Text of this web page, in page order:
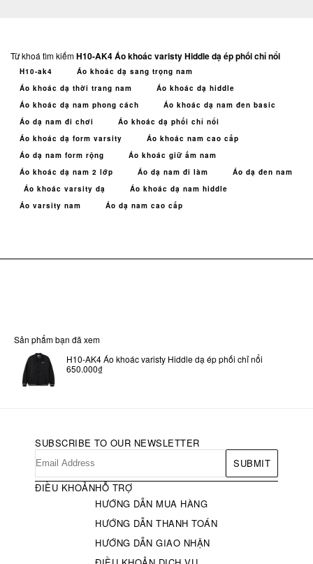
Từ khoá tìm kiếmH10-AK4 Áo khoác varisty Hiddle dạ ép phối chỉ nổi
H10-ak4
Áo khoác dạ sang trọng nam
Áo khoác dạ thời trang nam
Áo khoác dạ hiddle
Áo khoác dạ nam phong cách
Áo khoác dạ nam đen basic
Áo dạ nam đi chơi
Áo khoác dạ phối chỉ nổi
Áo khoác dạ form varsity
Áo khoác nam cao cấp
Áo dạ nam form rộng
Áo khoác giữ ấm nam
Áo khoác dạ nam 2 lớp
Áo dạ nam đi làm
Áo dạ đen nam
Áo khoác varsity dạ
Áo khoác dạ nam hiddle
Áo varsity nam
Áo dạ nam cao cấp
Sản phẩm bạn đã xem
H10-AK4 Áo khoác varisty Hiddle dạ ép phối chỉ nổi
650.000₫
SUBSCRIBE TO OUR NEWSLETTER
SUBMIT
ĐIỀU KHOẢNHỖ TRỢ
HƯỚNG DẪN MUA HÀNG
HƯỚNG DẪN THANH TOÁN
HƯỚNG DẪN GIAO NHẬN